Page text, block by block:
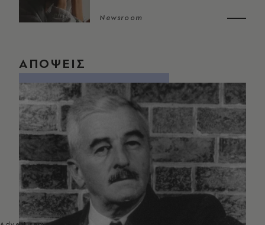
Newsroom
ΑΠΟΨΕΙΣ